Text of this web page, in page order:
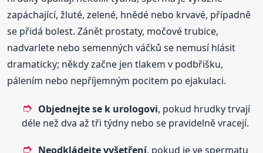
zapáchající, žluté, zelené, hnědé nebo krvavé, případně
se přidá bolest. Zánět prostaty, močové trubice,
nadvarlete nebo semenných váčků se nemusí hlásit
dramaticky; někdy začne jen tlakem v podbřišku,
pálením nebo nepříjemným pocitem po ejakulaci.
Objednejte se k urologovi, pokud hrudky trvají
déle než dva až tři týdny nebo se pravidelně vracejí.
Neodkládejte vyšetření, pokud je ve spermatu